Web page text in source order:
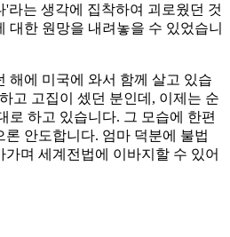
라는 생각에 집착하여 괴로웠던 것
대한 원망을 내려놓을 수 있었습니
해에 미국에 와서 함께 살고 있습
고 고집이 셌던 분인데, 이제는 순
로 하고 있습니다. 그 모습에 한편
안도합니다. 엄마 덕분에 불법
며 세계전법에 이바지할 수 있어